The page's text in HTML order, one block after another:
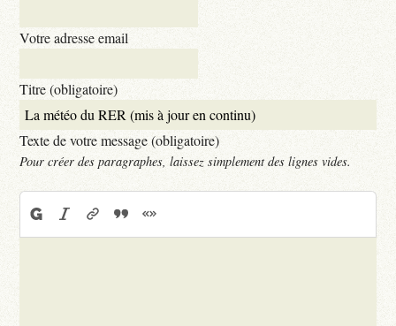
Votre adresse email
Titre (obligatoire)
Texte de votre message (obligatoire)
Pour créer des paragraphes, laissez simplement des lignes vides.